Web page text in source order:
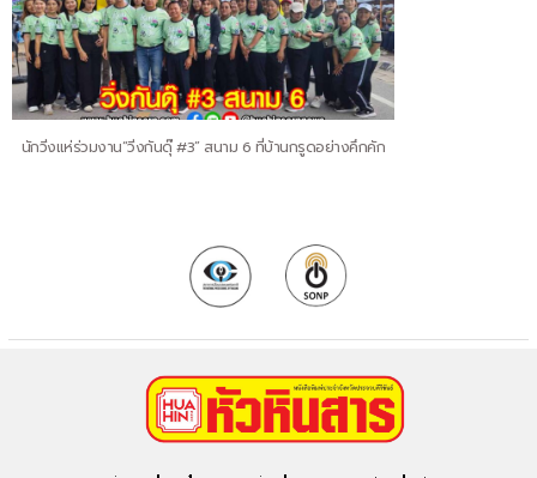
นักวิ่งแห่ร่วมงาน“วิ่งกันดุ๊ #3” สนาม 6 ที่บ้านกรูดอย่างคึกคัก